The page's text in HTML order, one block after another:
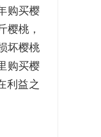
购买樱
樱桃，
坏樱桃
购买樱
利益之